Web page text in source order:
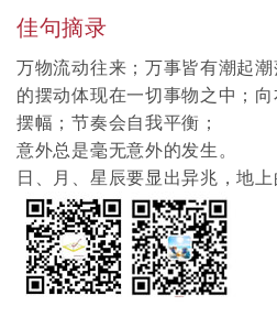
佳句摘录
万物流动往来；万事皆有潮起
的摆动体现在一切事物之中；
摆幅；节奏会自我平衡；
意外总是毫无意外的发生。
日、月、星辰要显出异兆，地上